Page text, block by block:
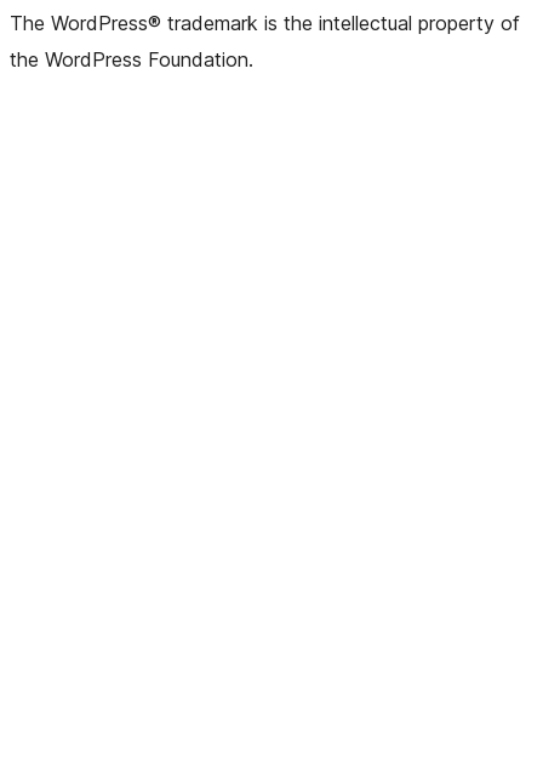
The WordPress® trademark is the intellectual property of
the WordPress Foundation.